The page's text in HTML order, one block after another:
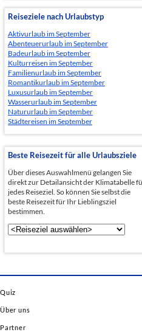
Reiseziele nach Urlaubstyp
Aktivurlaub im September
Abenteuerurlaub im September
Badeurlaub im September
Kulturreisen im September
Familienurlaub im September
Romantikurlaub im September
Luxusurlaub im September
Wasserurlaub im September
Natururlaub im September
Städtereisen im September
Beste Reisezeit für alle Urlaubsziele
Über dieses Auswahlmenü gelangen Sie
direkt zur Detailansicht der Klimatabelle
jedes Reiseziel. So können Sie selbst die
beste Reisezeit für Ihr Lieblingsziel
bestimmen.
Quiz
Über uns
Partner